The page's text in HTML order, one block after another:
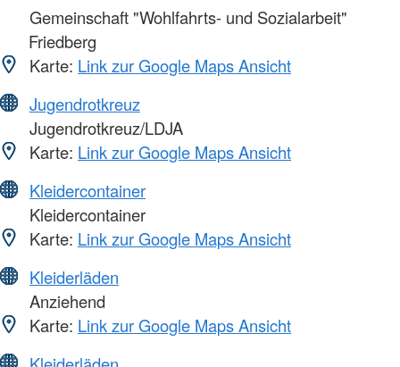
Gemeinschaft "Wohlfahrts- und Sozialarbeit"
Friedberg
Karte: Link zur Google Maps Ansicht
Jugendrotkreuz
Jugendrotkreuz/LDJA
Karte: Link zur Google Maps Ansicht
Kleidercontainer
Kleidercontainer
Karte: Link zur Google Maps Ansicht
Kleiderläden
Anziehend
Karte: Link zur Google Maps Ansicht